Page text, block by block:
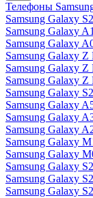
Телефоны
Samsung Galaxy
Samsung Galaxy
Samsung Galaxy
Samsung Galaxy Z
Samsung Galaxy Z
Samsung Galaxy Z
Samsung Galaxy
Samsung Galaxy
Samsung Galaxy
Samsung Galaxy
Samsung Galaxy
Samsung Galaxy
Samsung Galaxy
Samsung Galaxy
Samsung Galaxy